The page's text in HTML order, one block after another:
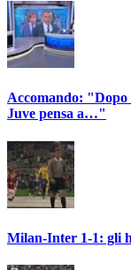
Accomando: "Dopo
Juve pensa a…"
Milan-Inter 1-1: gli